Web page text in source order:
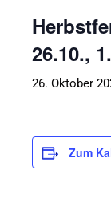
26.10.,
26. Oktober
Zum